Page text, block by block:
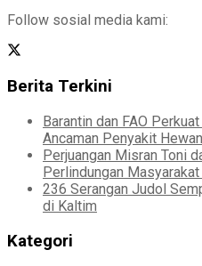
Follow sosial media kami:
Berita Terkini
Barantin dan FAO
Ancaman Penyakit
Perjuangan Misran Toni
Perlindungan
236 Serangan Judol
di Kaltim
Kategori